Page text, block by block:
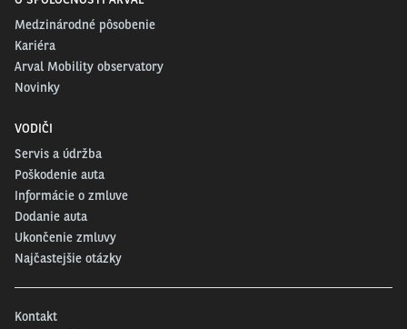
Medzinárodné pôsobenie
Kariéra
Arval Mobility observatory
Novinky
VODIČI
Servis a údržba
Poškodenie auta
Informácie o zmluve
Dodanie auta
Ukončenie zmluvy
Najčastejšie otázky
Kontakt